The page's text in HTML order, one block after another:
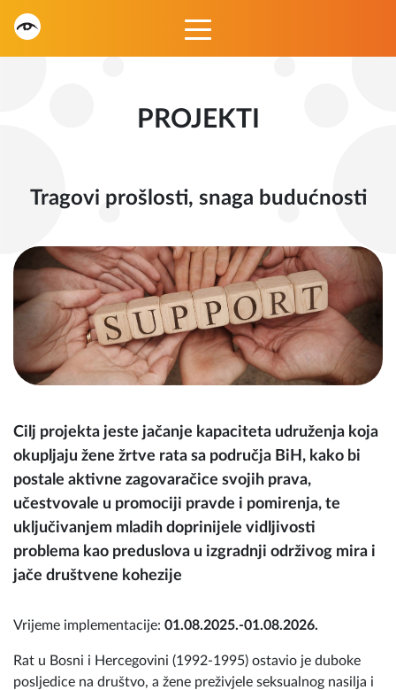
PROJEKTI
Tragovi prošlosti, snaga budućnosti
Cilj projekta jeste jačanje kapaciteta udruženja koja
okupljaju žene žrtve rata sa područja BiH, kako bi
postale aktivne zagovaračice svojih prava,
učestvovale u promociji pravde i pomirenja, te
uključivanjem mladih doprinijele vidljivosti
problema kao preduslova u izgradnji održivog mira i
jače društvene kohezije
Vrijeme implementacije: 01.08.2025.-01.08.2026.
Rat u Bosni i Hercegovini (1992-1995) ostavio je duboke
posljedice na društvo, a žene preživjele seksualnog nasilja i